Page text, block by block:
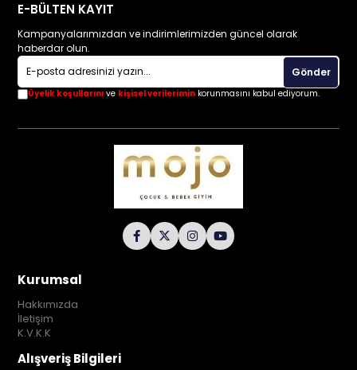
E-BÜLTEN KAYIT
Kampanyalarımızdan ve indirimlerimizden güncel olarak
haberdar olun.
Gönder
Üyelik koşullarını ve kişisel verilerimin korunmasını kabul ediyorum.
Kurumsal
Hakkımızda
İletişim
K.V.K.K
Alışveriş Bilgileri